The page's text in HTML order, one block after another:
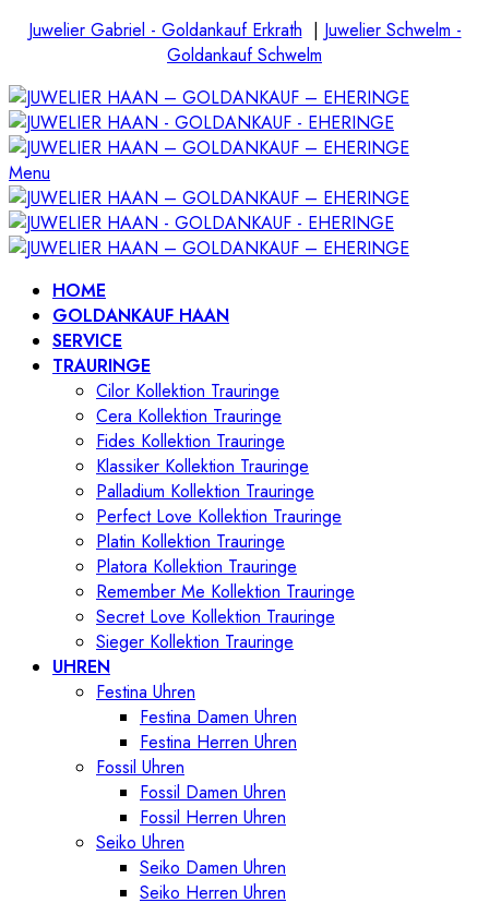
Juwelier Gabriel - Goldankauf Erkrath | Juwelier Schwelm -
Goldankauf Schwelm
Menu
HOME
GOLDANKAUF HAAN
SERVICE
TRAURINGE
Cilor Kollektion Trauringe
Cera Kollektion Trauringe
Fides Kollektion Trauringe
Klassiker Kollektion Trauringe
Palladium Kollektion Trauringe
Perfect Love Kollektion Trauringe
Platin Kollektion Trauringe
Platora Kollektion Trauringe
Remember Me Kollektion Trauringe
Secret Love Kollektion Trauringe
Sieger Kollektion Trauringe
UHREN
Festina Uhren
Festina Damen Uhren
Festina Herren Uhren
Fossil Uhren
Fossil Damen Uhren
Fossil Herren Uhren
Seiko Uhren
Seiko Damen Uhren
Seiko Herren Uhren